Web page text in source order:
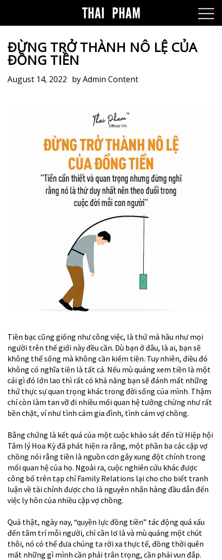
ĐỪNG TRỞ THÀNH NÔ LỆ CỦA
ĐỒNG TIỀN
August 14, 2022 byAdmin Content
Tiền bạc cũng giống như công việc, là thứ mà hầu như mọi
người trên thế giới này đều cần. Dù bạn ở đâu, là ai, bạn sẽ
không thể sống mà không cần kiếm tiền. Tuy nhiên, điều đó
không có nghĩa tiền là tất cả. Nếu mù quáng xem tiền là một
cái gì đó lớn lao thì rất có khả năng bạn sẽ đánh mất những
thứ thực sự quan trọng khác trong đời sống của mình. Thậm
chí còn làm tan vỡ đi nhiều mối quan hệ tưởng chừng như rất
bền chặt, ví như tình cảm gia đình, tình cảm vợ chồng.
Bằng chứng là kết quả của một cuộc khảo sát đến từ Hiệp hội
Tâm lý Hoa Kỳ đã phát hiện ra rằng, một phần ba các cặp vợ
chồng nói rằng tiền là nguồn cơn gây xung đột chính trong
mối quan hệ của họ. Ngoài ra, cuộc nghiên cứu khác được
công bố trên tạp chí Family Relations lại cho cho biết tranh
luận về tài chính được cho là nguyên nhân hàng đầu dẫn đến
việc ly hôn của nhiều cặp vợ chồng.
Quả thật, ngày nay, “quyền lực đồng tiền” tác động quá xấu
đến tâm trí mỗi người, chỉ cần lơ là và mù quáng một chút
thôi, nó có thể đưa chúng ta rời xa thực tế, đồng thời quên
mất những gì mình cần phải trân trọng, cần phải vun đắp.